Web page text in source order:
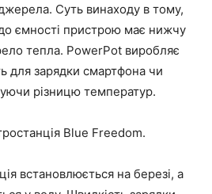
Суть винаходу в тому,
ємності пристрою має нижчу
тепла. PowerPot виробляє
для зарядки смартфона чи
різницю температур.
Blue Freedom.
встановлюється на березі, а